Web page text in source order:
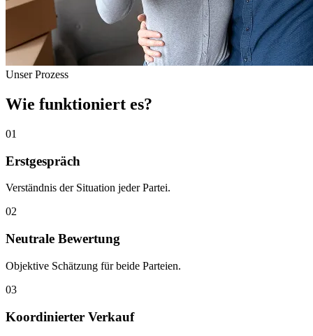
Unser Prozess
Wie funktioniert es?
01
Erstgespräch
Verständnis der Situation jeder Partei.
02
Neutrale Bewertung
Objektive Schätzung für beide Parteien.
03
Koordinierter Verkauf